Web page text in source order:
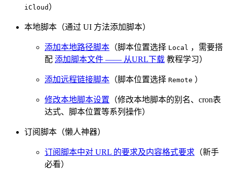
iCloud ）
本地脚本（通过 UI 方法添加脚本）
添加本地路径脚本 （脚本位置选择 Local ，需要搭
配 添加脚本文件 —— 从URL下载 教程学习）
添加远程链接脚本 （脚本位置选择 Remote ）
修改本地脚本设置 （修改本地脚本的别名、cron表
达式、脚本位置等系列操作）
订阅脚本（懒人神器）
订阅脚本中对 URL 的要求及内容格式要求 （新手
必看）